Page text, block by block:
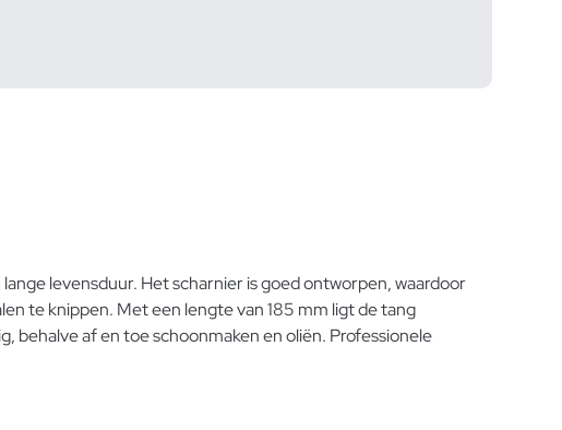
levensduur. Het scharnier is goed ontworpen, waardoor
te knippen. Met een lengte van 185 mm ligt de tang
behalve af en toe schoonmaken en oliën. Professionele